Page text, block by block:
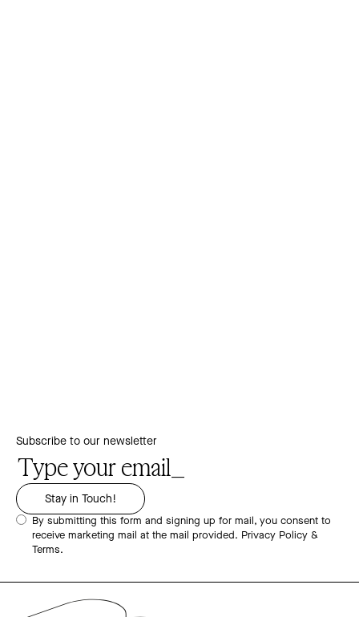
Subscribe to our newsletter
By submitting this form and signing up for mail, you consent to
receive marketing mail at the mail provided. Privacy Policy &
Terms.